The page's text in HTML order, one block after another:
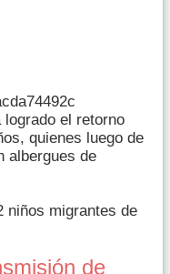
el retorno
quienes luego de
albergues de
niños migrantes de
de